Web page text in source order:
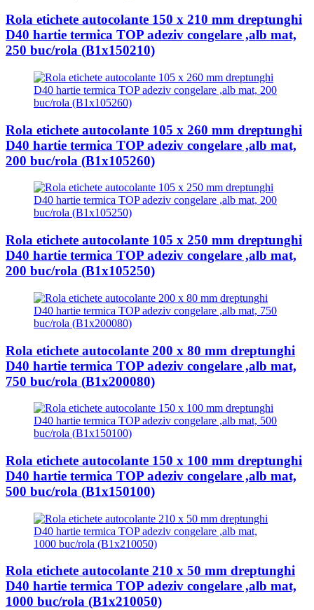
Rola etichete autocolante 150 x 210 mm dreptunghi
D40 hartie termica TOP adeziv congelare ,alb mat,
250 buc/rola (B1x150210)
Rola etichete autocolante 105 x 260 mm dreptunghi
D40 hartie termica TOP adeziv congelare ,alb mat,
200 buc/rola (B1x105260)
Rola etichete autocolante 105 x 250 mm dreptunghi
D40 hartie termica TOP adeziv congelare ,alb mat,
200 buc/rola (B1x105250)
Rola etichete autocolante 200 x 80 mm dreptunghi
D40 hartie termica TOP adeziv congelare ,alb mat,
750 buc/rola (B1x200080)
Rola etichete autocolante 150 x 100 mm dreptunghi
D40 hartie termica TOP adeziv congelare ,alb mat,
500 buc/rola (B1x150100)
Rola etichete autocolante 210 x 50 mm dreptunghi
D40 hartie termica TOP adeziv congelare ,alb mat,
1000 buc/rola (B1x210050)